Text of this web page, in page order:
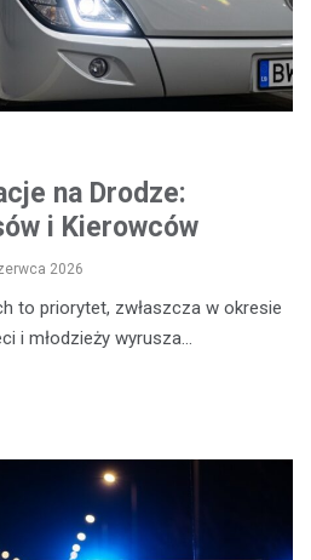
na Drodze:
i Kierowców
2026
to priorytet, zwłaszcza w okresie
i młodzieży wyrusza…